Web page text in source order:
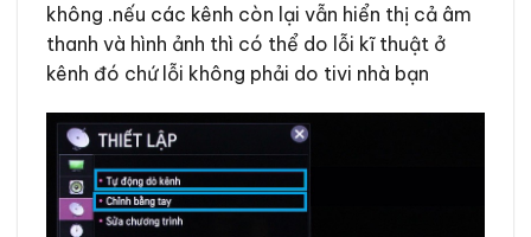
không .nếu các kênh còn lại vẫn hiển thị cả âm
thanh và hình ảnh thì có thể do lỗi kĩ thuật ở
kênh đó chứ lỗi không phải do tivi nhà bạn